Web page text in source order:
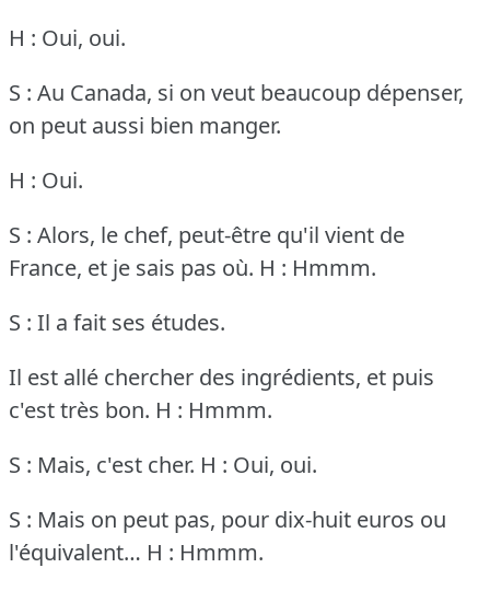
H : Oui, oui.
S : Au Canada, si on veut beaucoup dépenser,
on peut aussi bien manger.
H : Oui.
S : Alors, le chef, peut-être qu'il vient de
France, et je sais pas où. H : Hmmm.
S : Il a fait ses études.
Il est allé chercher des ingrédients, et puis
c'est très bon. H : Hmmm.
S : Mais, c'est cher. H : Oui, oui.
S : Mais on peut pas, pour dix-huit euros ou
l'équivalent… H : Hmmm.